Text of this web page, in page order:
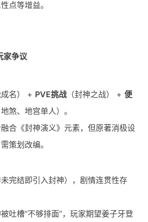
点等增益。
家争议
名） + PVE挑战（封神之战） + 便
煞、地宫单人）。
合《封神演义》元素，但原著消极设
策划改编。
完结即引入封神），剧情连贯性存
吐槽“不够排面”，玩家期望姜子牙登